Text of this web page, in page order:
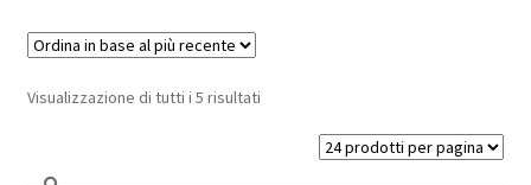
Visualizzazione di tutti i 5 risultati
Cerca